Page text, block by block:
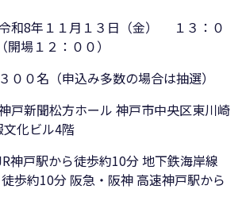
１１月１３日（金） １３：０
場１２：００）
０名（申込み多数の場合は抽選）
松方ホール 神戸市中央区東川崎
化ビル4階
ら徒歩約10分 地下鉄海岸線
歩約10分 阪急・阪神 高速神戸駅から